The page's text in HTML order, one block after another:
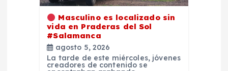
Masculino es localizado sin
vida en Praderas del Sol
#Salamanca
agosto 5, 2026
La tarde de este miércoles, jóvenes
creadores de contenido se